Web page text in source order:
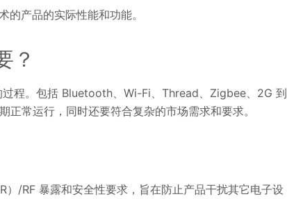
产品的实际性能和功能。
？
程。包括 Bluetooth、Wi-Fi、Thread、Zigbee、2G 到
常运行，同时还要符合复杂的市场需求和要求。
/RF 暴露和安全性要求，旨在防止产品干扰其它电子设